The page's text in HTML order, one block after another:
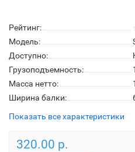
Рейтинг:
Модель:
Доступно:
Грузоподъемность:
Масса нетто:
Ширина балки:
Показать все характеристики
320.00 р.